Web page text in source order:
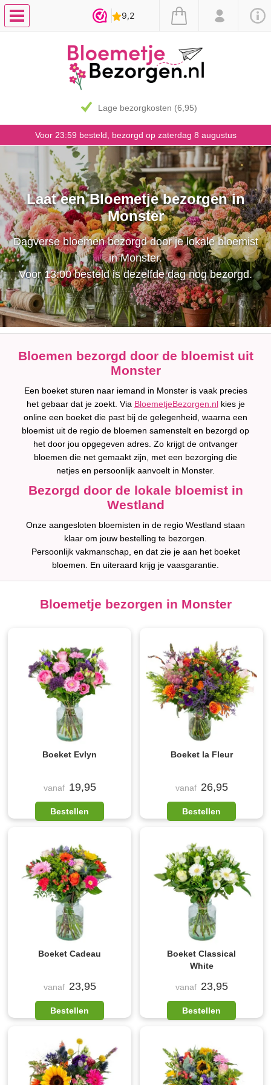
Lage bezorgkosten (6,95)
Voor 23:59 besteld, bezorgd op zaterdag 8 augustus
Laat een Bloemetje bezorgen in
Monster
Dagverse bloemen bezorgd door je lokale bloemist
in Monster.
Voor 13:00 besteld is dezelfde dag nog bezorgd.
Bloemen bezorgd door de bloemist uit
Monster
Een boeket sturen naar iemand in Monster is vaak precies
het gebaar dat je zoekt. Via BloemetjeBezorgen.nlkies je
online een boeket die past bij de gelegenheid, waarna een
bloemist uit de regio de bloemen samenstelt en bezorgd op
het door jou opgegeven adres. Zo krijgt de ontvanger
bloemen die net gemaakt zijn, met een bezorging die
netjes en persoonlijk aanvoelt in Monster.
Bezorgd door de lokale bloemist in
Westland
Onze aangesloten bloemisten in de regio Westland staan
klaar om jouw bestelling te bezorgen.
Persoonlijk vakmanschap, en dat zie je aan het boeket
bloemen. En uiteraard krijg je vaasgarantie.
Bloemetje bezorgen in Monster
Boeket Evlyn
vanaf 19,95
Bestellen
Boeket la Fleur
vanaf 26,95
Bestellen
Boeket Cadeau
vanaf 23,95
Bestellen
Boeket Classical
White
vanaf 23,95
Bestellen